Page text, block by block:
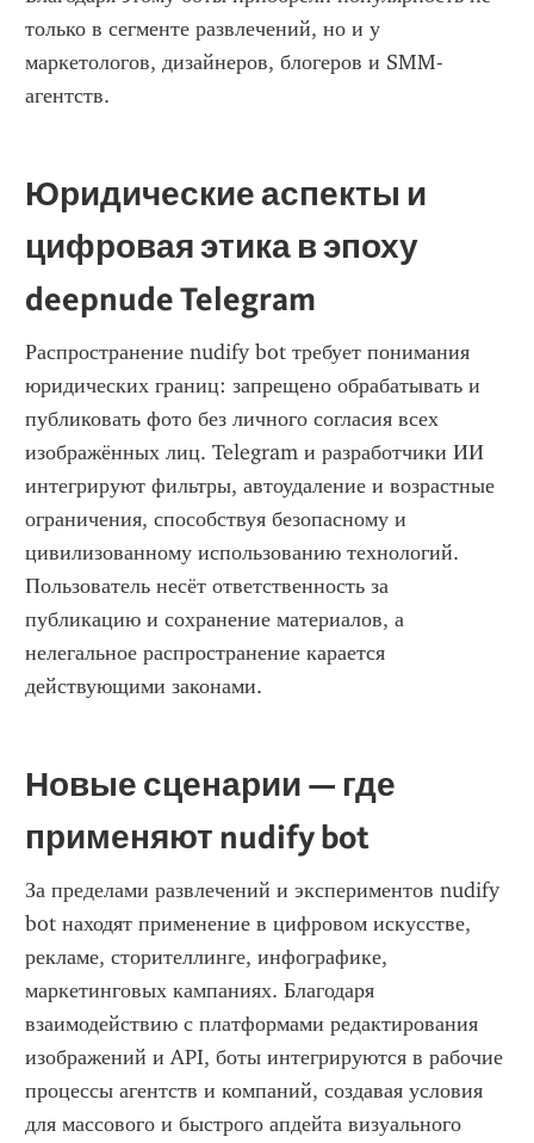
только в сегменте развлечений, но и у
маркетологов, дизайнеров, блогеров и SMM-
агентств.
Юридические аспекты и
цифровая этика в эпоху
deepnude Telegram
Распространение nudify bot требует понимания
юридических границ: запрещено обрабатывать и
публиковать фото без личного согласия всех
изображённых лиц. Telegram и разработчики ИИ
интегрируют фильтры, автоудаление и возрастные
ограничения, способствуя безопасному и
цивилизованному использованию технологий.
Пользователь несёт ответственность за
публикацию и сохранение материалов, а
нелегальное распространение карается
действующими законами.
Новые сценарии — где
применяют nudify bot
За пределами развлечений и экспериментов nudify
bot находят применение в цифровом искусстве,
рекламе, сторителлинге, инфографике,
маркетинговых кампаниях. Благодаря
взаимодействию с платформами редактирования
изображений и API, боты интегрируются в рабочие
процессы агентств и компаний, создавая условия
для массового и быстрого апдейта визуального